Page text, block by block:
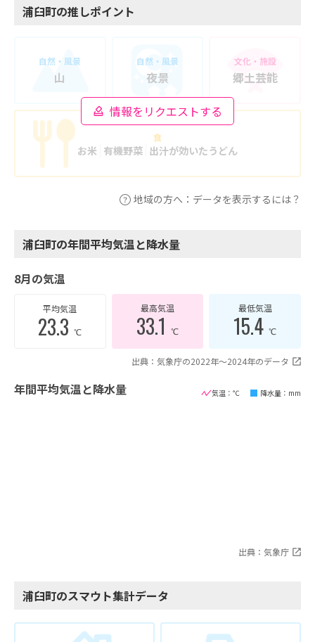
浦臼町の推しポイント
情報をリクエストする
自然・風景
山
自然・風景
夜景
文化・施設
郷土芸能
食
お米 有機野菜 出汁が効いたうどん
地域の方へ：データを表示するには？
浦臼町の年間平均気温と降水量
8月の気温
平均気温
23.3℃
最高気温
33.1 ℃
最低気温
15.4℃
出典：気象庁の2022年〜2024年のデータ
年間平均気温と降水量 気温：℃ 降水量：mm
出典：気象庁
浦臼町のスマウト集計データ